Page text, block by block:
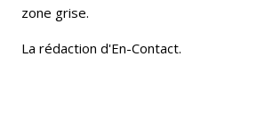
zone grise.
La rédaction d'En-Contact.